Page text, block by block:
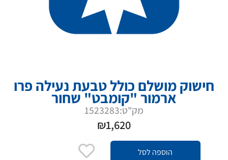
חישוק מושלם כולל טבעת נעילה פרו
ארמור "קומבט" שחור
מק"ט:1523283
₪1,620
הוספה לסל